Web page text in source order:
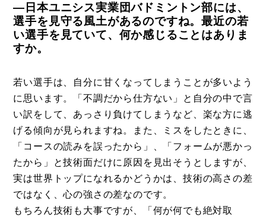
―日本ユニシス実業団バドミントン部には、
選手を見守る風土があるのですね。最近の若
い選手を見ていて、何か感じることはありま
すか。
若い選手は、自分に甘くなってしまうことが多いよう
に思います。「不調だから仕方ない」と自分の中で言
い訳をして、あっさり負けてしまうなど、楽な方に逃
げる傾向が見られますね。また、ミスをしたときに、
「コースの読みを誤ったから」、「フォームが悪かっ
たから」と技術面だけに原因を見出そうとしますが、
実は世界トップになれるかどうかは、技術の高さの差
ではなく、心の強さの差なのです。
もちろん技術も大事ですが、「何が何でも絶対取